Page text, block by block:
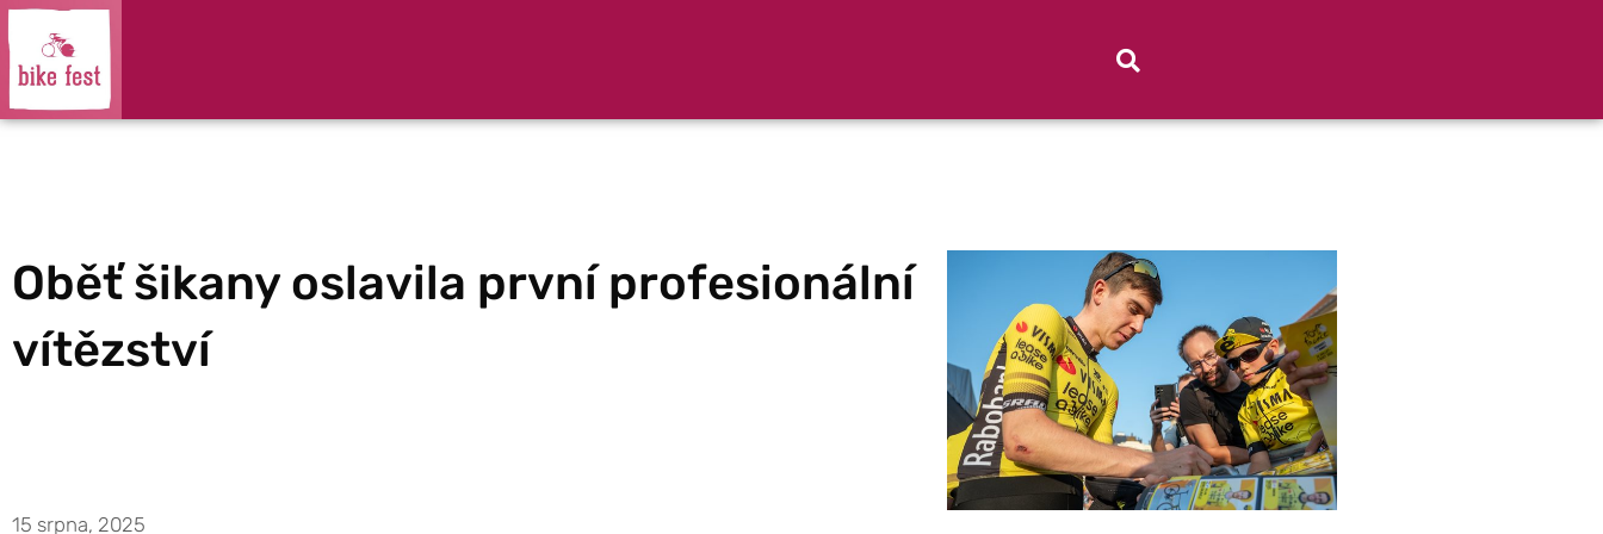
Oběť šikany oslavila první profesionální
vítězství
15 srpna, 2025